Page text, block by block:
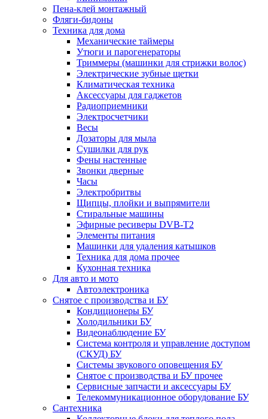
Пена-клей монтажный
Фляги-бидоны
Техника для дома
Механические таймеры
Утюги и парогенераторы
Триммеры (машинки для стрижки волос)
Электрические зубные щетки
Климатическая техника
Аксессуары для гаджетов
Радиоприемники
Электросчетчики
Весы
Дозаторы для мыла
Сушилки для рук
Фены настенные
Звонки дверные
Часы
Электробритвы
Щипцы, плойки и выпрямители
Стиральные машины
Эфирные ресиверы DVB-T2
Элементы питания
Машинки для удаления катышков
Техника для дома прочее
Кухонная техника
Для авто и мото
Автоэлектроника
Снятое с производства и БУ
Кондиционеры БУ
Холодильники БУ
Видеонаблюдение БУ
Система контроля и управление доступом
(СКУД) БУ
Системы звукового оповещения БУ
Снятое с производства и БУ прочее
Сервисные запчасти и аксессуары БУ
Телекоммуникационное оборудование БУ
Сантехника